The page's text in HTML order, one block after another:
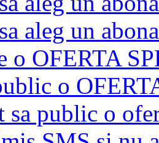
aleg un
o OFERTA
o
sa public o